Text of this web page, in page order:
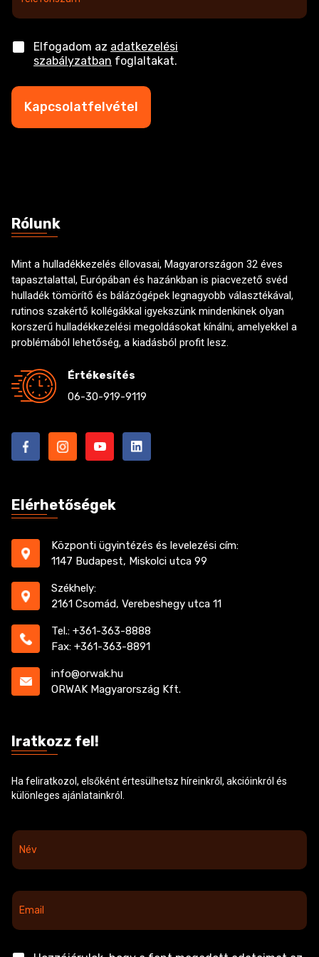
l
f
o
z
m
C
c
o
Elfogadom az adatkezelési
szabályzatban foglaltakat.
Kapcsolatfelvétel
Rólunk
Mint a hulladékkezelés éllovasai, Magyarországon 32 éves
tapasztalattal, Európában és hazánkban is piacvezető svéd
hulladék tömörítő és bálázógépek legnagyobb választékával,
rutinos szakértő kollégákkal igyekszünk mindenkinek olyan
korszerű hulladékkezelési megoldásokat kínálni, amelyekkel a
problémából lehetőség, a kiadásból profit lesz.
Értékesítés
06-30-919-9119
Elérhetőségek
Központi ügyintézés és levelezési cím:
1147 Budapest, Miskolci utca 99
Székhely:
2161 Csomád, Verebeshegy utca 11
Tel.: +361-363-8888
Fax: +361-363-8891
info@orwak.hu
ORWAK Magyarország Kft.
Iratkozz fel!
Ha feliratkozol, elsőként értesülhetsz híreinkről, akcióinkról és
különleges ajánlatainkról.
N
v
E
m
a
l